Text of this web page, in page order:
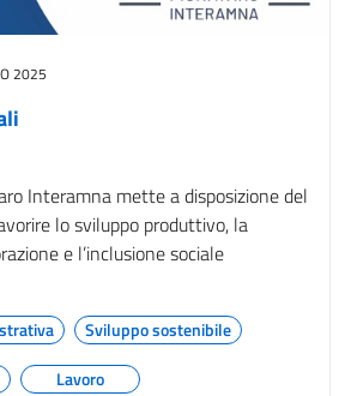
2025
Interamna mette a disposizione del
lo sviluppo produttivo, la
e l’inclusione sociale
Sviluppo sostenibile
Lavoro